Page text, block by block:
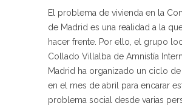
El problema de vivienda en la
de Madrid es una realidad a la
hacer frente. Por ello, el grupo
Collado Villalba de Amnistía
Madrid ha organizado un ciclo
en el mes de abril para encarar
problema social desde varias